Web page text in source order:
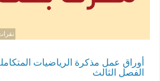
نقرات: 616721 / مشاهدات:
أوراق عمل مذكرة الرياضيات
الفصل الثالث